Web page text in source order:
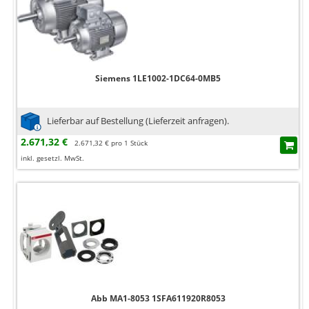
Siemens 1LE1002-1DC64-0MB5
Lieferbar auf Bestellung (Lieferzeit anfragen).
2.671,32 €
2.671,32 € pro 1 Stück
inkl. gesetzl. MwSt.
Abb MA1-8053 1SFA611920R8053